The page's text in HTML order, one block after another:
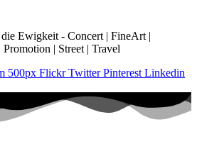
Ewigkeit - Concert | FineArt |
Promotion | Street | Travel
500px Flickr Twitter Pinterest Linkedin